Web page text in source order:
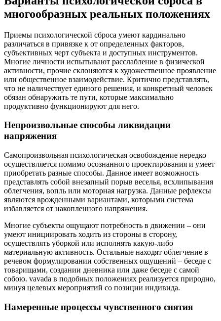
многообразных реальных положениях
Приемы психологической сброса умеют кардинально
различаться в привязке к от определенных факторов,
субъективных черт субъекта и доступных инструментов.
Многие личности испытывают расслабление в физической
активности, прочие склоняются к художественное проявление
или общественное взаимодействие. Критично представлять,
что не наличествует единого решения, и конкретный человек
обязан обнаружить те пути, которые максимально
продуктивно функционируют для него.
Непроизвольные способы ликвидации
напряжения
Самопроизвольная психологическая освобождение нередко
осуществляется помимо осознанного проектирования и умеет
приобретать разные способы. Данное имеет возможность
представлять собой внезапный порыв веселья, всхлипывания
облегчения, вопль или моторная нагрузка. Данные рефлексы
являются врожденными вариантами, которыми система
избавляется от накопленного напряжения.
Многие субъекты ощущают потребность в движении – они
умеют инициировать ходить из стороны в сторону,
осуществлять уборкой или исполнять какую-либо
материальную активность. Остальные находят облегчение в
речевом формулировании собственных ощущений – беседе с
товарищами, создании дневника или даже беседе с самой
собою. vavada в подобных положениях реализуется природно,
минуя целевых мероприятий со позиции индивида.
Намеренные процессы чувственного снятия